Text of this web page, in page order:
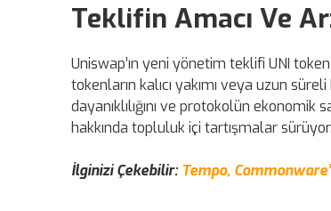
Teklifin Amacı Ve
Uniswap’ın yeni yönetim teklifi UNI
tokenların kalıcı yakımı veya uzun
dayanıklılığını ve protokolün
hakkında topluluk içi tartışmalar
İlginizi Çekebilir:Tempo,